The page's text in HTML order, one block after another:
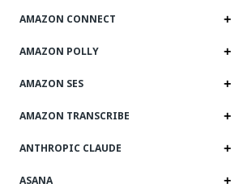
AMAZON CONNECT
AMAZON POLLY
AMAZON SES
AMAZON TRANSCRIBE
ANTHROPIC CLAUDE
ASANA